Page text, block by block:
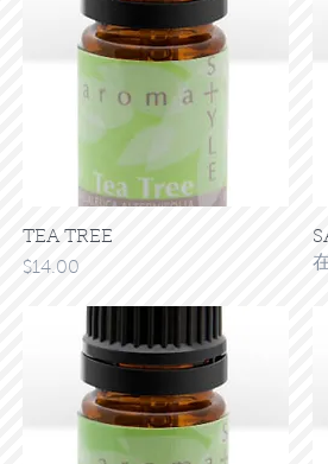
クイックビュー
TEA TREE
価格
$14.00